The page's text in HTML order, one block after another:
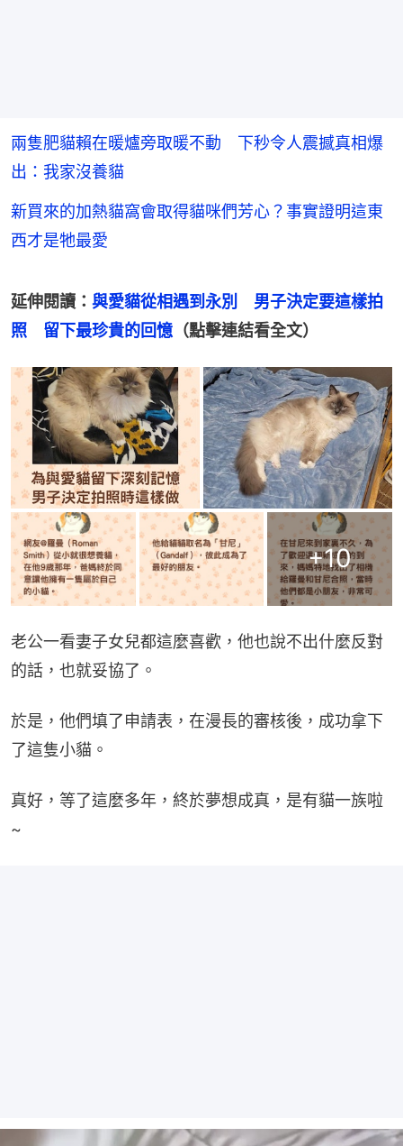
兩隻肥貓賴在暖爐旁取暖不動 下秒令人震撼真相爆
出：我家沒養貓
新買來的加熱貓窩會取得貓咪們芳心？事實證明這東
西才是牠最愛
延伸閱讀： 與愛貓從相遇到永別　男子決定要這樣拍
照　留下最珍貴的回憶 （點擊連結看全文）
+10
老公一看妻子女兒都這麼喜歡，他也說不出什麼反對
的話，也就妥協了。
於是，他們填了申請表，在漫長的審核後，成功拿下
了這隻小貓。
真好，等了這麼多年，終於夢想成真，是有貓一族啦
~